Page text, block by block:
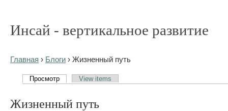
Инсай - вертикальное развитие
Главная › Блоги › Жизненный путь
Просмотр View items
Жизненный путь